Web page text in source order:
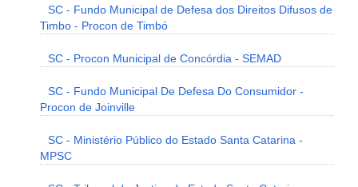
SC - Fundo Municipal de Defesa dos Direitos Difusos de
Timbo - Procon de Timbó
SC - Procon Municipal de Concórdia - SEMAD
SC - Fundo Municipal De Defesa Do Consumidor -
Procon de Joinville
SC - Ministério Público do Estado Santa Catarina -
MPSC